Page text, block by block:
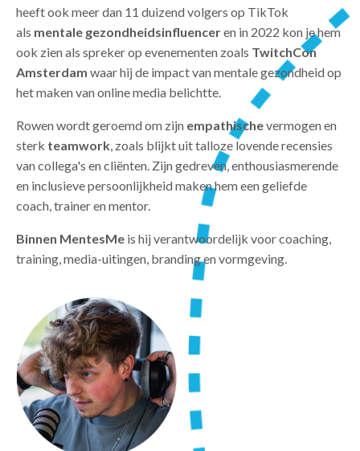
heeft ook meer dan 11 duizend volgers op TikTok
als mentale gezondheidsinfluenceren in 2022 kon je hem
ook zien als spreker op evenementen zoals TwitchCon
Amsterdam waar hij de impact van mentale gezondheid op
het maken van online media belichtte.
Rowen wordt geroemd om zijn empathischevermogen en
sterk teamwork , zoals blijkt uit talloze lovende recensies
van collega's en cliënten. Zijn gedreven, enthousiasmerende
en inclusieve persoonlijkheid maken hem een geliefde
coach, trainer en mentor.
Binnen MentesMe is hij verantwoordelijk voor coaching,
training, media-uitingen, branding en vormgeving.